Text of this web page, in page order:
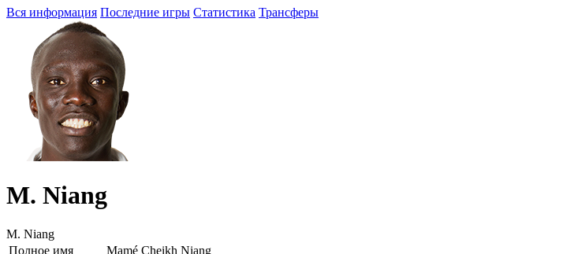
Вся информация Последние игры Статистика Трансферы
M. Niang
M. Niang
Полное имя
Mamé Cheikh Niang